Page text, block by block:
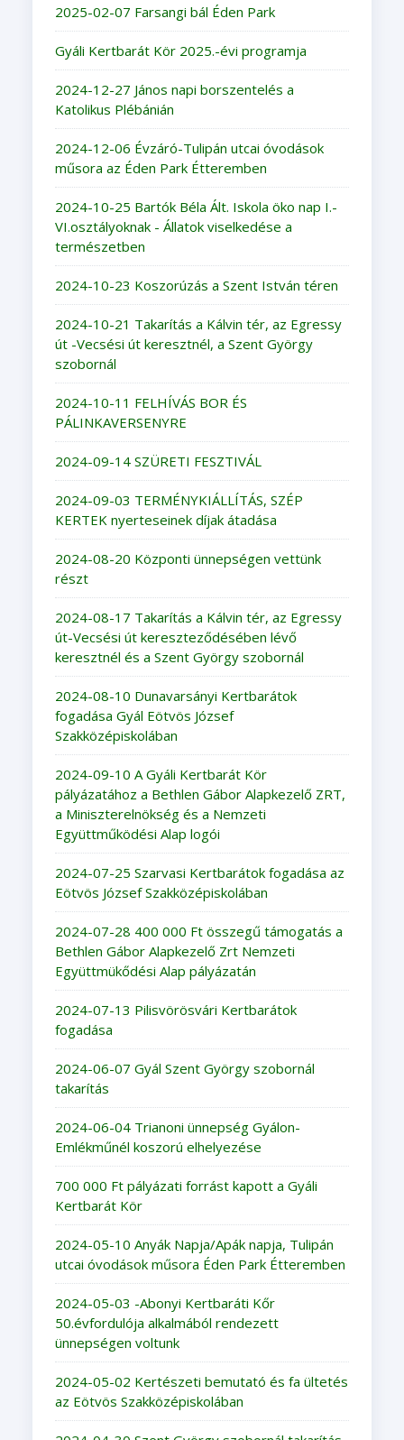
2025-02-07 Farsangi bál Éden Park
Gyáli Kertbarát Kör 2025.-évi programja
2024-12-27 János napi borszentelés a
Katolikus Plébánián
2024-12-06 Évzáró-Tulipán utcai óvodások
műsora az Éden Park Étteremben
2024-10-25 Bartók Béla Ált. Iskola öko nap I.-
VI.osztályoknak - Állatok viselkedése a
természetben
2024-10-23 Koszorúzás a Szent István téren
2024-10-21 Takarítás a Kálvin tér, az Egressy
út -Vecsési út keresztnél, a Szent György
szobornál
2024-10-11 FELHÍVÁS BOR ÉS
PÁLINKAVERSENYRE
2024-09-14 SZÜRETI FESZTIVÁL
2024-09-03 TERMÉNYKIÁLLÍTÁS, SZÉP
KERTEK nyerteseinek díjak átadása
2024-08-20 Központi ünnepségen vettünk
részt
2024-08-17 Takarítás a Kálvin tér, az Egressy
út-Vecsési út kereszteződésében lévő
keresztnél és a Szent György szobornál
2024-08-10 Dunavarsányi Kertbarátok
fogadása Gyál Eötvös József
Szakközépiskolában
2024-09-10 A Gyáli Kertbarát Kör
pályázatához a Bethlen Gábor Alapkezelő ZRT,
a Miniszterelnökség és a Nemzeti
Együttműködési Alap logói
2024-07-25 Szarvasi Kertbarátok fogadása az
Eötvös József Szakközépiskolában
2024-07-28 400 000 Ft összegű támogatás a
Bethlen Gábor Alapkezelő Zrt Nemzeti
Együttmükődési Alap pályázatán
2024-07-13 Pilisvörösvári Kertbarátok
fogadása
2024-06-07 Gyál Szent György szobornál
takarítás
2024-06-04 Trianoni ünnepség Gyálon-
Emlékműnél koszorú elhelyezése
700 000 Ft pályázati forrást kapott a Gyáli
Kertbarát Kör
2024-05-10 Anyák Napja/Apák napja, Tulipán
utcai óvodások műsora Éden Park Étteremben
2024-05-03 -Abonyi Kertbaráti Kőr
50.évfordulója alkalmából rendezett
ünnepségen voltunk
2024-05-02 Kertészeti bemutató és fa ültetés
az Eötvös Szakközépiskolában